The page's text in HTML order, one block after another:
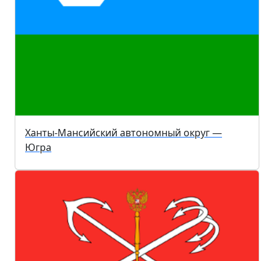
Ханты-Мансийский автономный округ —
Югра